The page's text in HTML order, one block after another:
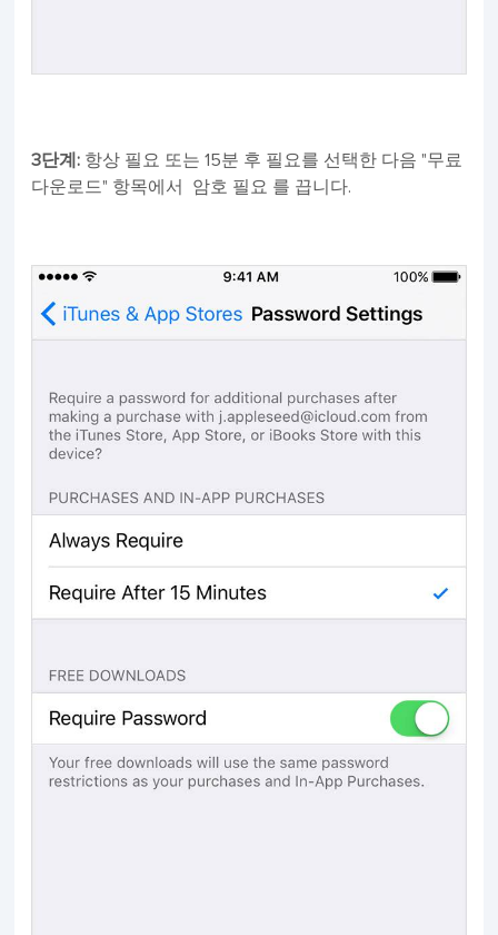
3단계: 항상 필요 또는 15분 후 필요를 선택한 다음 "무료
다운로드" 항목에서 암호 필요 를 끕니다.